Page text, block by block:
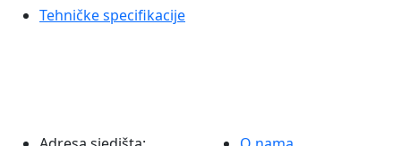
količina
Tehničke specifikacije